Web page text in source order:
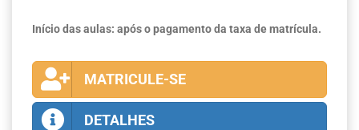
Início das aulas: após o pagamento da taxa de matrícula.
MATRICULE-SE
DETALHES